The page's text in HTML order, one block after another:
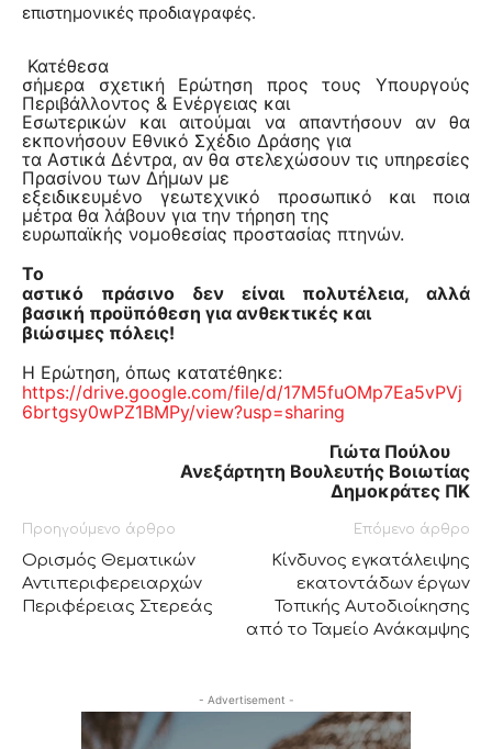
επιστημονικές προδιαγραφές.
Κατέθεσα
σήμερα σχετική Ερώτηση προς τους Υπουργούς
Περιβάλλοντος & Ενέργειας και
Εσωτερικών και αιτούμαι να απαντήσουν αν θα
εκπονήσουν Εθνικό Σχέδιο Δράσης για
τα Αστικά Δέντρα, αν θα στελεχώσουν τις υπηρεσίες
Πρασίνου των Δήμων με
εξειδικευμένο γεωτεχνικό προσωπικό και ποια
μέτρα θα λάβουν για την τήρηση της
ευρωπαϊκής νομοθεσίας προστασίας πτηνών.
Το
αστικό πράσινο δεν είναι πολυτέλεια, αλλά
βασική προϋπόθεση για ανθεκτικές και
βιώσιμες πόλεις!
Η Ερώτηση, όπως κατατέθηκε:
https://drive.google.com/file/d/17M5fuOMp7Ea5vPVj
6brtgsy0wPZ1BMPy/view?usp=sharing
Γιώτα Πούλου
Ανεξάρτητη Βουλευτής Βοιωτίας
Δημοκράτες ΠΚ
Προηγούμενο άρθρο
Ορισμός Θεματικών
Αντιπεριφερειαρχών
Περιφέρειας Στερεάς
Επόμενο άρθρο
Κίνδυνος εγκατάλειψης
εκατοντάδων έργων
Τοπικής Αυτοδιοίκησης
από το Ταμείο Ανάκαμψης
- Advertisement -